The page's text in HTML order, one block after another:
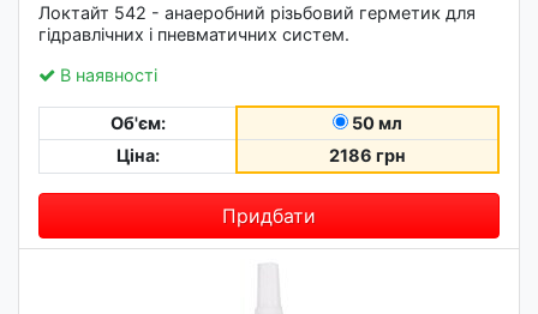
Локтайт 542 - анаеробний різьбовий герметик для
гідравлічних і пневматичних систем.
В наявності
Об'єм:
50 мл
Ціна:
2186 грн
Придбати